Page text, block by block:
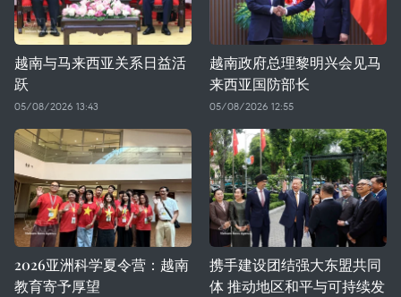
越南与马来西亚关系日益活
跃
05/08/2026 13:43
越南政府总理黎明兴会见马
来西亚国防部长
05/08/2026 12:55
2026亚洲科学夏令营：越南
教育寄予厚望
携手建设团结强大东盟共同
体 推动地区和平与可持续发